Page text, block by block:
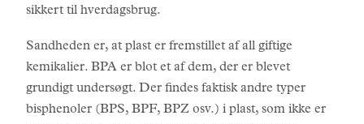
sikkert til hverdagsbrug.
Sandheden er, at plast er fremstillet af all giftige
kemikalier. BPA er blot et af dem, der er blevet
grundigt undersøgt. Der findes faktisk andre typer
bisphenoler (BPS, BPF, BPZ osv.) i plast, som ikke er